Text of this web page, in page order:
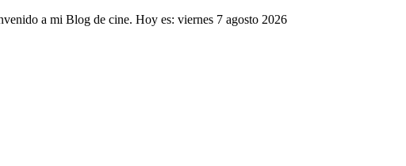
Saltar a mi Blog de cine. Hoy es: viernes 7 agosto 2026